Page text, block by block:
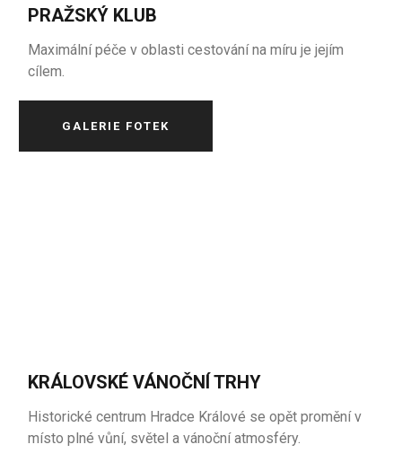
PRAŽSKÝ KLUB
Maximální péče v oblasti cestování na míru je jejím
cílem.
GALERIE FOTEK
KRÁLOVSKÉ VÁNOČNÍ TRHY
Historické centrum Hradce Králové se opět promění v
místo plné vůní, světel a vánoční atmosféry.